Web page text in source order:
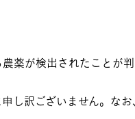
薬が検出されたことが
し訳ございません。な